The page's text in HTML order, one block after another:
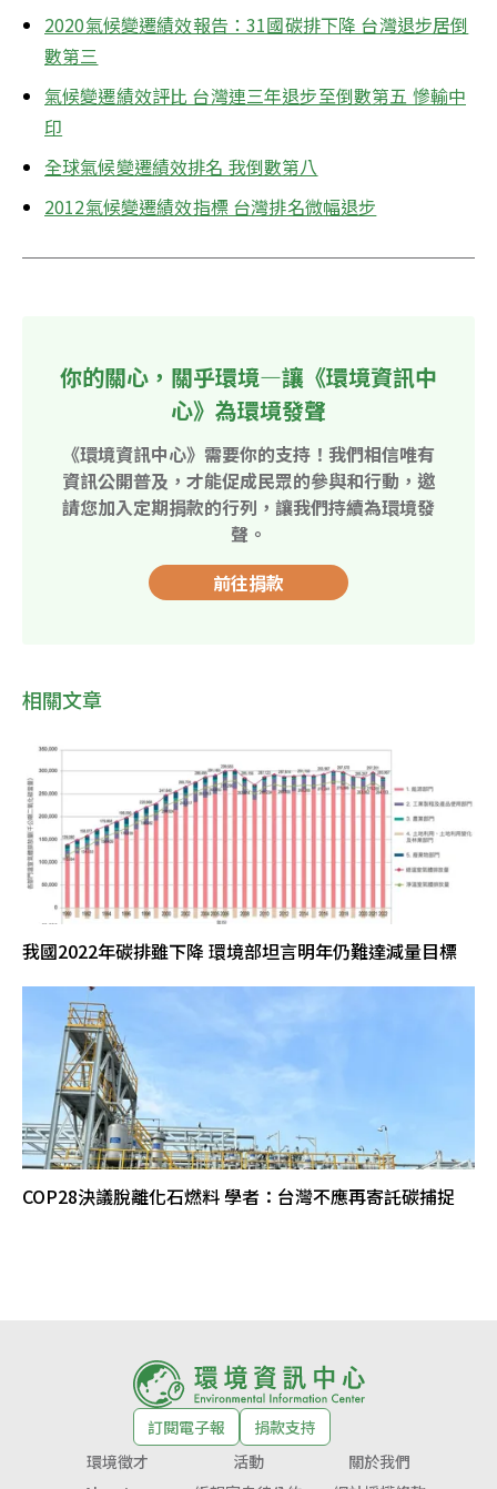
2020氣候變遷績效報告：31國碳排下降 台灣退步居倒
數第三
氣候變遷績效評比 台灣連三年退步至倒數第五 慘輸中
印
全球氣候變遷績效排名 我倒數第八
2012氣候變遷績效指標 台灣排名微幅退步
你的關心，關乎環境—讓《環境資訊中
心》為環境發聲
《環境資訊中心》需要你的支持！我們相信唯有
資訊公開普及，才能促成民眾的參與和行動，邀
請您加入定期捐款的行列，讓我們持續為環境發
聲。
前往捐款
相關文章
我國2022年碳排雖下降 環境部坦言明年仍難達減量目標
COP28決議脫離化石燃料 學者：台灣不應再寄託碳捕捉
訂閱電子報
捐款支持
環境徵才
活動
關於我們